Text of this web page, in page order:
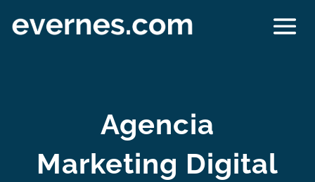
Agencia
Marketing Digital